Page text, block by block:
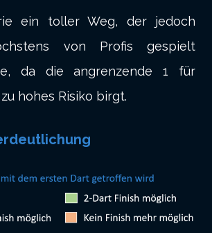
ein toller Weg, der jedoch
von Profis gespielt
da die angrenzende 1 für
hohes Risiko birgt.